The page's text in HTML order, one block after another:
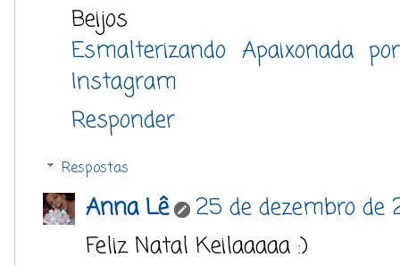
Beijos
Esmalterizando Apaixonada
Instagram
Responder
Respostas
Anna Lê
25 de dezembro de
Feliz Natal Keilaaaaa :)